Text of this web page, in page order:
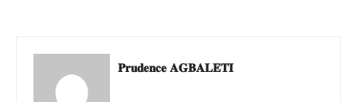
𝐏𝐫𝐮𝐝𝐞𝐧𝐜𝐞 𝐀𝐆𝐁𝐀𝐋𝐄𝐓𝐈